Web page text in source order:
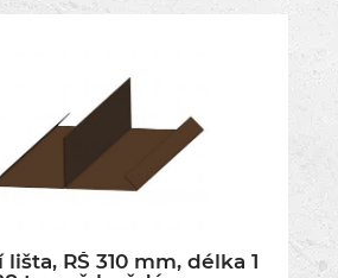
RŠ 310 mm, délka 1